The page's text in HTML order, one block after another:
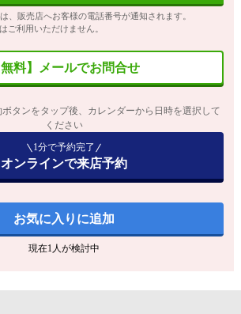
、販売店へお客様の電話番号が通知されます。
ご利用いただけません。
無料】メールでお問合せ
ボタンをタップ後、カレンダーから日時を選択して
ください
1分で予約完了
オンラインで来店予約
お気に入りに追加
現在1人が検討中